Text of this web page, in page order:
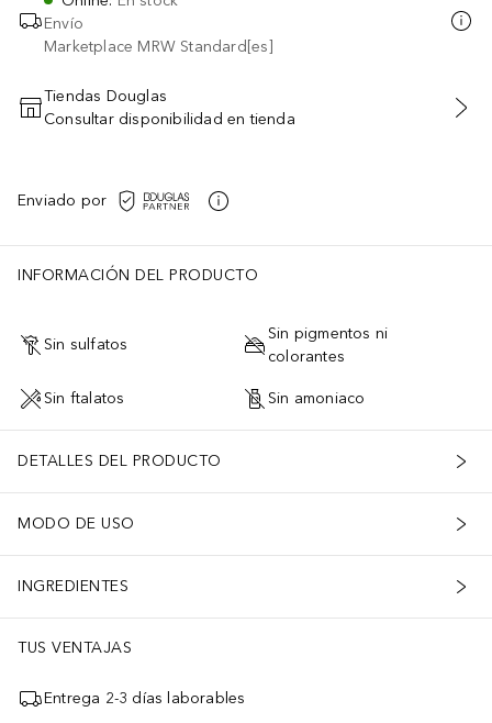
Envío
Marketplace MRW Standard[es]
AÑADIR AL CARRITO
Tiendas Douglas
Consultar disponibilidad en tienda
Enviado por
INFORMACIÓN DEL PRODUCTO
Sin sulfatos
Sin pigmentos ni
colorantes
Sin ftalatos Sin amoniaco
DETALLES DEL PRODUCTO
MODO DE USO
INGREDIENTES
TUS VENTAJAS
Entrega 2-3 días laborables